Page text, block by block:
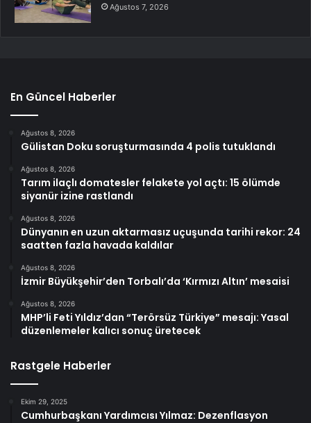
Ağustos 7, 2026
En Güncel Haberler
Ağustos 8, 2026
Gülistan Doku soruşturmasında 4 polis tutuklandı
Ağustos 8, 2026
Tarım ilaçlı domatesler felakete yol açtı: 15 ölümde
siyanür izine rastlandı
Ağustos 8, 2026
Dünyanın en uzun aktarmasız uçuşunda tarihi rekor: 24
saatten fazla havada kaldılar
Ağustos 8, 2026
İzmir Büyükşehir’den Torbalı’da ‘Kırmızı Altın’ mesaisi
Ağustos 8, 2026
MHP’li Feti Yıldız’dan “Terörsüz Türkiye” mesajı: Yasal
düzenlemeler kalıcı sonuç üretecek
Rastgele Haberler
Ekim 29, 2025
Cumhurbaşkanı Yardımcısı Yılmaz: Dezenflasyon